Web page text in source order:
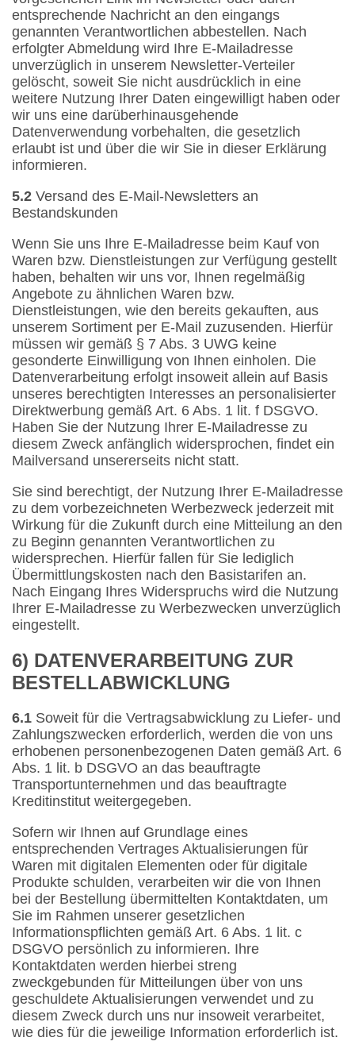
entsprechende Nachricht an den eingangs
genannten Verantwortlichen abbestellen. Nach
erfolgter Abmeldung wird Ihre E-Mailadresse
unverzüglich in unserem Newsletter-Verteiler
gelöscht, soweit Sie nicht ausdrücklich in eine
weitere Nutzung Ihrer Daten eingewilligt haben oder
wir uns eine darüberhinausgehende
Datenverwendung vorbehalten, die gesetzlich
erlaubt ist und über die wir Sie in dieser Erklärung
informieren.
5.2 Versand des E-Mail-Newsletters an
Bestandskunden
Wenn Sie uns Ihre E-Mailadresse beim Kauf von
Waren bzw. Dienstleistungen zur Verfügung gestellt
haben, behalten wir uns vor, Ihnen regelmäßig
Angebote zu ähnlichen Waren bzw.
Dienstleistungen, wie den bereits gekauften, aus
unserem Sortiment per E-Mail zuzusenden. Hierfür
müssen wir gemäß § 7 Abs. 3 UWG keine
gesonderte Einwilligung von Ihnen einholen. Die
Datenverarbeitung erfolgt insoweit allein auf Basis
unseres berechtigten Interesses an personalisierter
Direktwerbung gemäß Art. 6 Abs. 1 lit. f DSGVO.
Haben Sie der Nutzung Ihrer E-Mailadresse zu
diesem Zweck anfänglich widersprochen, findet ein
Mailversand unsererseits nicht statt.
Sie sind berechtigt, der Nutzung Ihrer E-Mailadresse
zu dem vorbezeichneten Werbezweck jederzeit mit
Wirkung für die Zukunft durch eine Mitteilung an den
zu Beginn genannten Verantwortlichen zu
widersprechen. Hierfür fallen für Sie lediglich
Übermittlungskosten nach den Basistarifen an.
Nach Eingang Ihres Widerspruchs wird die Nutzung
Ihrer E-Mailadresse zu Werbezwecken unverzüglich
eingestellt.
6) DATENVERARBEITUNG ZUR
BESTELLABWICKLUNG
6.1 Soweit für die Vertragsabwicklung zu Liefer- und
Zahlungszwecken erforderlich, werden die von uns
erhobenen personenbezogenen Daten gemäß Art. 6
Abs. 1 lit. b DSGVO an das beauftragte
Transportunternehmen und das beauftragte
Kreditinstitut weitergegeben.
Sofern wir Ihnen auf Grundlage eines
entsprechenden Vertrages Aktualisierungen für
Waren mit digitalen Elementen oder für digitale
Produkte schulden, verarbeiten wir die von Ihnen
bei der Bestellung übermittelten Kontaktdaten, um
Sie im Rahmen unserer gesetzlichen
Informationspflichten gemäß Art. 6 Abs. 1 lit. c
DSGVO persönlich zu informieren. Ihre
Kontaktdaten werden hierbei streng
zweckgebunden für Mitteilungen über von uns
geschuldete Aktualisierungen verwendet und zu
diesem Zweck durch uns nur insoweit verarbeitet,
wie dies für die jeweilige Information erforderlich ist.